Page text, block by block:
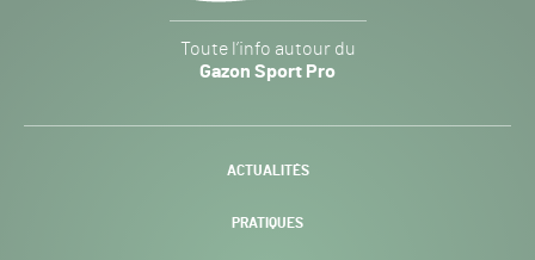
Sport
Pro
-
Toute l’info autour du
Gazon Sport Pro
ACTUALITÉS
PRATIQUES